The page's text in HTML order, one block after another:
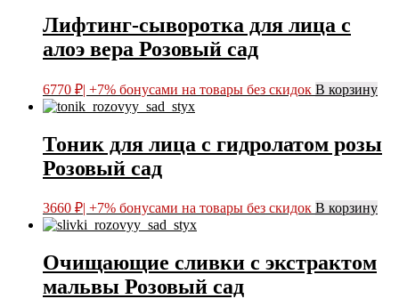
Лифтинг-сыворотка для лица с
алоэ вера Розовый сад
6770 ₽| +7% бонусами на товары без скидок В корзину
Тоник для лица с гидролатом розы
Розовый сад
3660 ₽| +7% бонусами на товары без скидок В корзину
Очищающие сливки с экстрактом
мальвы Розовый сад